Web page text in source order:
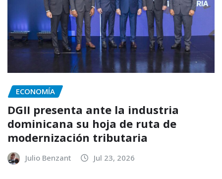
ECONOMÍA
DGII presenta ante la industria
dominicana su hoja de ruta de
modernización tributaria
Julio Benzant Jul 23, 2026